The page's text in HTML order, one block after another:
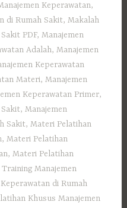
Keperawatan,
di Rumah Sakit,Makalah
PDF,Manajemen
Adalah,Manajemen
Keperawatan
Materi,Manajemen
Keperawatan Primer,
,Manajemen
Sakit,Materi Pelatihan
,Materi Pelatihan
,Materi Pelatihan
Manajemen
di Rumah
Khusus Manajemen